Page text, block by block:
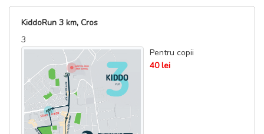
KiddoRun 3 km, Cros
3
Pentru copii
40 lei